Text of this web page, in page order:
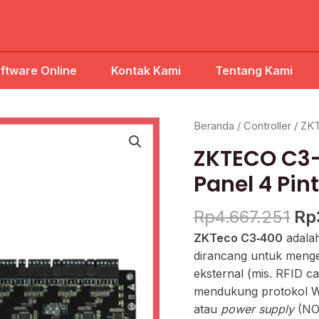
Online Kontak Kami Tentang Kami
Beranda / Controller /
ZKTECO
Panel 4
Rp4.667.251 Rp
ZKTeco C3‑400
dirancang untuk
eksternal (mis. RFID
mendukung protokol
atau power supply